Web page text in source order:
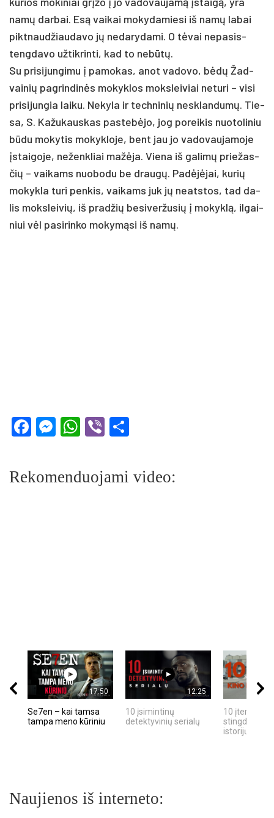
namų dar­bai. Esą vai­kai mo­ky­da­mie­si iš namų la­bai
pikt­naud­žiau­da­vo jų ne­da­ry­da­mi. O tėvai ne­pa­sis­
teng­da­vo už­tik­rin­ti, kad to ne­būtų.
Su pri­si­jun­gi­mu į pa­mo­kas, anot va­do­vo, bėdų Žad­
vai­nių pa­grin­dinės mo­kyk­los moks­lei­viai ne­tu­ri – vi­si
pri­si­jun­gia lai­ku. Ne­ky­la ir tech­ni­nių ne­sklan­dumų. Tie­
sa, S. Ka­žu­kaus­kas pa­stebė­jo, jog po­rei­kis nuo­to­li­niu
būdu mo­ky­tis mo­kyk­lo­je, bent jau jo va­do­vau­ja­mo­je
įstai­go­je, ne­ženk­liai mažė­ja. Vie­na iš ga­limų prie­žas­
čių – vai­kams nuo­bo­du be draugų. Padėjė­jai, ku­rių
mo­kyk­la tu­ri pen­kis, vai­kams juk jų neats­tos, tad da­
lis moks­lei­vių, iš pra­džių be­si­ver­žu­sių į mo­kyklą, il­gai­
niui vėl pa­si­rin­ko mo­kymą­si iš namų.
Facebook
Messenger
WhatsApp
Viber
Rekomenduojami video:
17:50
Se7en – kai tamsa
tampa meno kūriniu
12:25
10 įsimintinų
detektyvinių serialų
10 įtemptų,
stingdančių
istorijų
Naujienos iš interneto: